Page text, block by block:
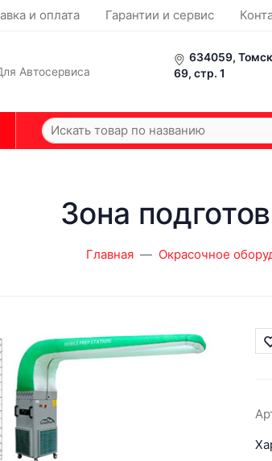
и оплата Гарантии и сервис
Автосервиса
634059,
69, стр. 1
Зона
Главная Окрасочное